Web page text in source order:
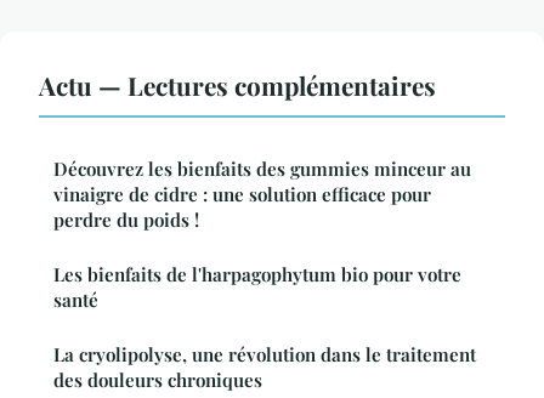
Actu — Lectures complémentaires
Découvrez les bienfaits des gummies minceur au
vinaigre de cidre : une solution efficace pour
perdre du poids !
Les bienfaits de l'harpagophytum bio pour votre
santé
La cryolipolyse, une révolution dans le traitement
des douleurs chroniques